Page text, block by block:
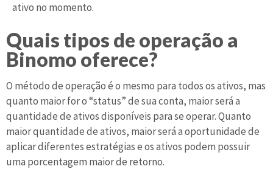
ativo no momento.
Quais tipos de operação a
Binomo oferece?
O método de operação é o mesmo para todos os ativos, mas
quanto maior for o “status” de sua conta, maior será a
quantidade de ativos disponíveis para se operar. Quanto
maior quantidade de ativos, maior será a oportunidade de
aplicar diferentes estratégias e os ativos podem possuir
uma porcentagem maior de retorno.